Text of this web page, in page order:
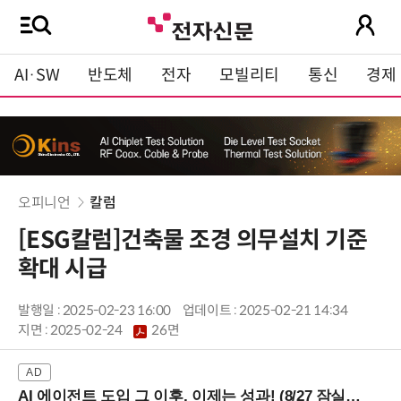
AI·SW 반도체 전자 모빌리티 통신 경제
오피니언 칼럼
[ESG칼럼]건축물 조경 의무설치 기준
확대 시급
발행일 : 2025-02-23 16:00
업데이트 : 2025-02-21 14:34
지면 :2025-02-24 26면
AI 에이전트 도입 그 이후, 이제는 성과! (8/27 잠실역)